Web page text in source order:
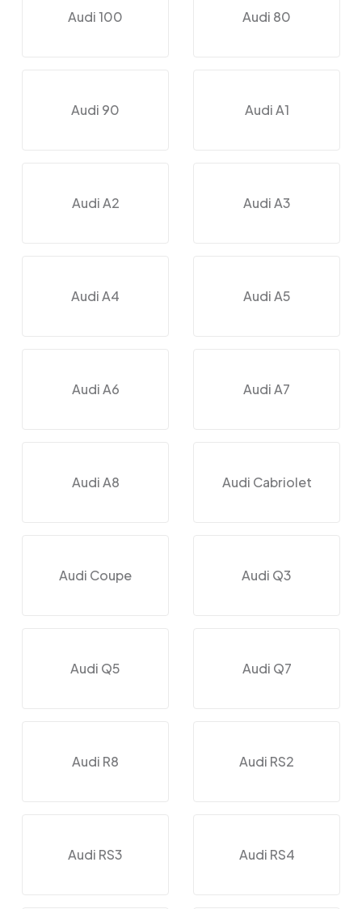
Audi 100 Audi 80
Audi 90 Audi A1
Audi A2 Audi A3
Audi A4 Audi A5
Audi A6 Audi A7
Audi A8 Audi Cabriolet
Audi Coupe Audi Q3
Audi Q5 Audi Q7
Audi R8 Audi RS2
Audi RS3 Audi RS4